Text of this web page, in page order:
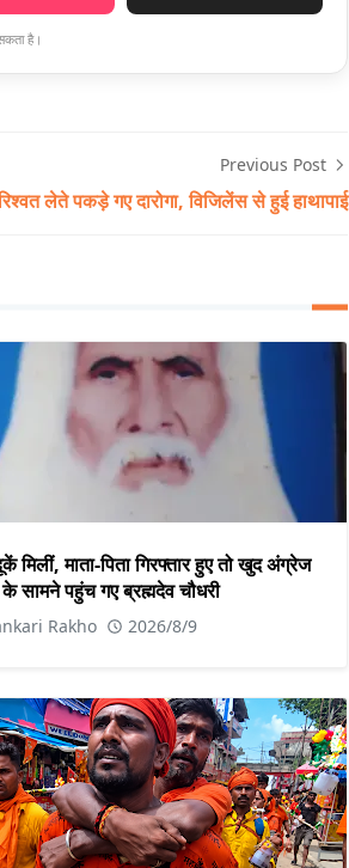
है।
Previous Post
लेते पकड़े गए दारोगा, विजिलेंस से हुई हाथापाई
मिलीं, माता-पिता गिरफ्तार हुए तो खुद अंग्रेज
सामने पहुंच गए ब्रह्मदेव चौधरी
Rakho 2026/8/9